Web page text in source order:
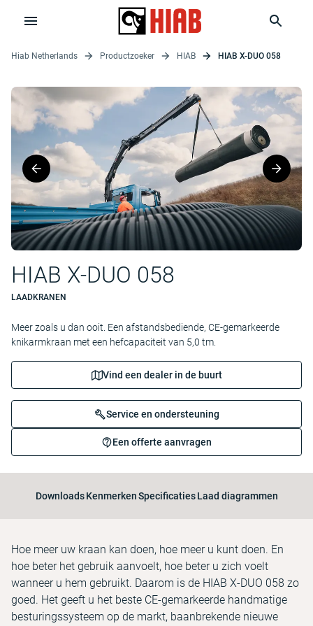
Hiab Netherlands Productzoeker HIAB HIAB X-DUO 058
HIAB X-DUO 058
LAADKRANEN
Meer zoals u dan ooit. Een afstandsbediende, CE-gemarkeerde
knikarmkraan met een hefcapaciteit van 5,0 tm.
Vind een dealer in de buurt
Service en ondersteuning
Een offerte aanvragen
Downloads KenmerkenSpecificaties Laad diagrammen
Hoe meer uw kraan kan doen, hoe meer u kunt doen. En
hoe beter het gebruik aanvoelt, hoe beter u zich voelt
wanneer u hem gebruikt. Daarom is de HIAB X-DUO 058 zo
goed. Het geeft u het beste CE-gemarkeerde handmatige
besturingssysteem op de markt, baanbrekende nieuwe